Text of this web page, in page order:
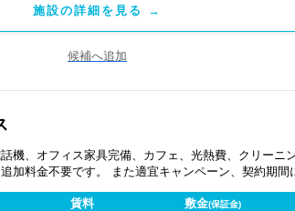
施設の詳細を見る →
候補へ追加
機、オフィス家具完備、カフェ、光熱費、クリーニ
加料金不要です。 また適宜キャンペーン、契約期間
賃料 敷金(保証金)